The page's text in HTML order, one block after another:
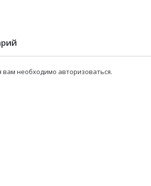
вам необходимо авторизоваться.